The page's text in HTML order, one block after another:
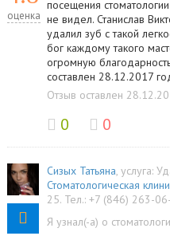
оценка
посещения
не видел. Станислав
удалил зуб с такой
бог каждому такого
огромную
составлен 28.12.2017
Отзыв оставлен
0 0
Сизых Татьяна, услуга:
Стоматологическая
25. Тел.: +7 (846) 263-
Я узнал(-а) о